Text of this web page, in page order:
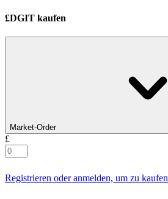
£DGIT kaufen
Market-Order
£
Registrieren oder anmelden, um zu kaufen